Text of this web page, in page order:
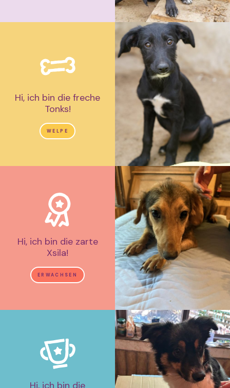
Hi, ich bin die freche
Tonks!
WELPE
Hi, ich bin die zarte
Xsila!
ERWACHSEN
Hi, ich bin die